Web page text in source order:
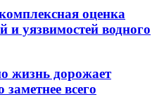
оценка
и уязвимостей водного
жизнь дорожает
заметнее всего